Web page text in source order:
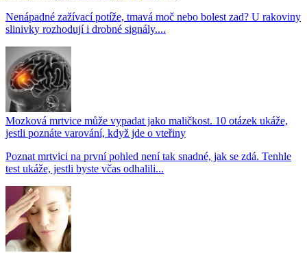
Nenápadné zažívací potíže, tmavá moč nebo bolest zad? U rakoviny
slinivky rozhodují i drobné signály....
Mozková mrtvice může vypadat jako maličkost. 10 otázek ukáže,
jestli poznáte varování, když jde o vteřiny
Poznat mrtvici na první pohled není tak snadné, jak se zdá. Tenhle
test ukáže, jestli byste včas odhalili...